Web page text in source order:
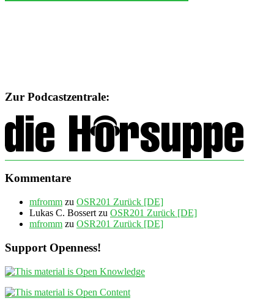
Zur Podcastzentrale:
Kommentare
mfromm zu OSR201 Zurück [DE]
Lukas C. Bossert zu OSR201 Zurück [DE]
mfromm zu OSR201 Zurück [DE]
Support Openness!